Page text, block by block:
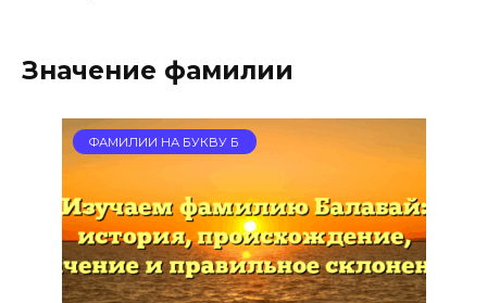
Значение фамилии
ФАМИЛИИ НА БУКВУ Б